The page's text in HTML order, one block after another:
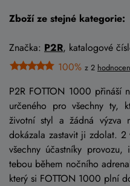
Zboží ze stejné kategorie:
Značka: P2R, katalogové
100% z 2
P2R FOTTON 1000 přináší
určeného pro všechny ty,
životní styl a žádná výzva
dokázala zastavit ji zdolat.
všechny účastníky
tebou během nočního
který si FOTTON 1000 plní